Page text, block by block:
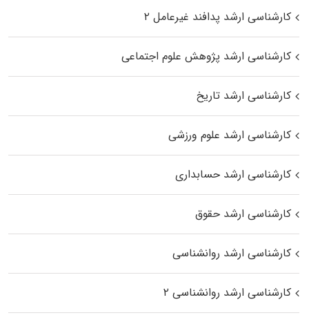
کارشناسی ارشد پدافند غیرعامل ۲
کارشناسی ارشد پژوهش علوم اجتماعی
کارشناسی ارشد تاریخ
کارشناسی ارشد علوم ورزشی
کارشناسی ارشد حسابداری
کارشناسی ارشد حقوق
کارشناسی ارشد روانشناسی
کارشناسی ارشد روانشناسی ۲